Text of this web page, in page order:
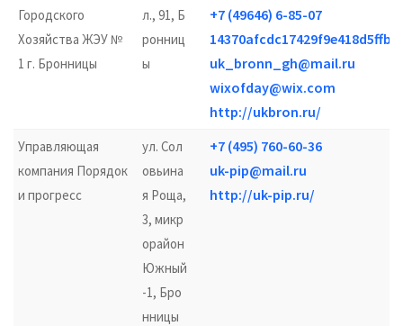
Городского
Хозяйства ЖЭУ №
1 г. Бронницы
л., 91, Б
ронниц
ы
+7 (49646) 6-85-07
uk_bronn_gh@mail.ru
wixofday@wix.com
http://ukbron.ru/
Управляющая
компания Порядок
и прогресс
ул. Сол
овьина
я Роща,
3, микр
орайон
Южный
-1, Бро
нницы
+7 (495) 760-60-36
uk-pip@mail.ru
http://uk-pip.ru/